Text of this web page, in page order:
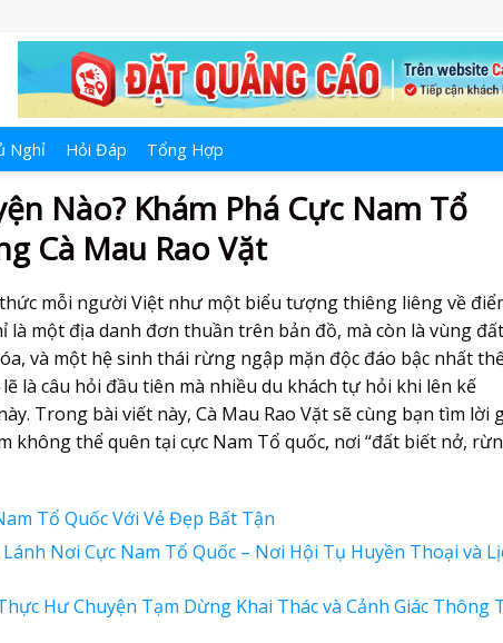
Nghỉ Hỏi Đáp Tổng Hợp
Nào? Khám Phá Cực Nam Tổ
Cà Mau Rao Vặt
mỗi người Việt như một biểu tượng thiêng liêng về
là một địa danh đơn thuần trên bản đồ, mà còn là vùng đất
và một hệ sinh thái rừng ngập mặn độc đáo bậc nhất
là câu hỏi đầu tiên mà nhiều du khách tự hỏi khi lên kế
Trong bài viết này, Cà Mau Rao Vặt sẽ cùng bạn tìm lời
không thể quên tại cực Nam Tổ quốc, nơi “đất biết nở,
Tổ Quốc Với Vẻ Đẹp Bất Tận
Nơi Cực Nam Tổ Quốc – Nơi Hội Tụ Huyền Thoại và
Hư Chuyện Tạm Dừng Khai Thác và Cảnh Giác Thông